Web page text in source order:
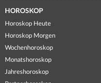
HOROSKOP
Horoskop Heute
Horoskop Morgen
Wochenhoroskop
Monatshoroskop
Jahreshoroskop